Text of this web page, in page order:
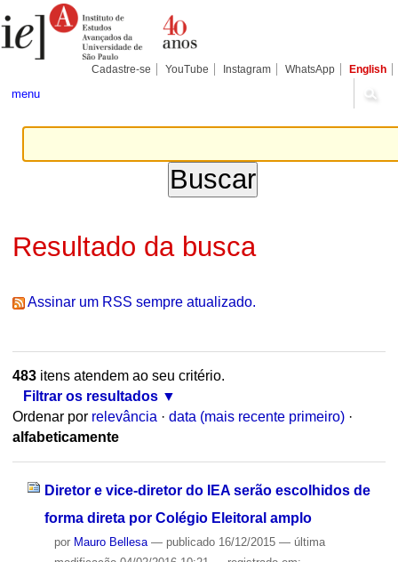
para
conteúdo.
Pessoais
Cadastre-se YouTube Instagram WhatsApp English
menu
Resultado da busca
Assinar um RSS sempre atualizado.
483itens atendem ao seu critério.
Filtrar os resultados
Ordenar por relevância · data (mais recente primeiro) ·
alfabeticamente
Diretor e vice-diretor do IEA serão escolhidos de
forma direta por Colégio Eleitoral amplo
por Mauro Bellesa — publicado16/12/2015 — última